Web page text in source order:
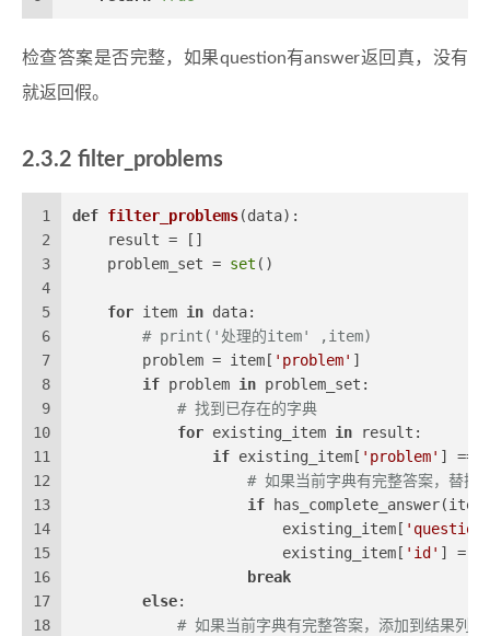
检查答案是否完整，如果question有answer返回真，没有
就返回假。
2.3.2 filter_problems
1
2
3
4
5
6
7
8
9
10
11
12
13
14
15
16
17
18
def filter_problems(data):
    result = []
    problem_set =
set ()
for item in data:
# print('处理的item' ,item)
        problem = item[
'problem' ]
if problem in problem_set:
# 找到已存在的字典
for existing_item in result:
if existing_item[ 'problem' ] ==
# 如果当前字典有完整答案，替换
if
                        existing_item[
                        existing_item[
'id' ] =
break
else:
# 如果当前字典有完整答案，添加到结果列表